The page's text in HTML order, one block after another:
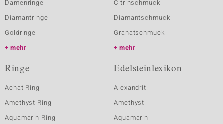
Damenringe
Diamantringe
Goldringe
mehr
Citrinschmuck
Diamantschmuck
Granatschmuck
mehr
Ringe
Achat Ring
Amethyst Ring
Aquamarin Ring
Edelsteinlexikon
Alexandrit
Amethyst
Aquamarin